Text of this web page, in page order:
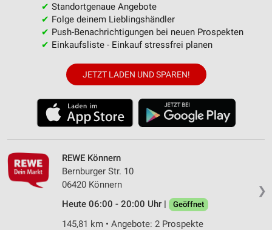
✔ Standortgenaue Angebote
✔ Folge deinem Lieblingshändler
✔ Push-Benachrichtigungen bei neuen Prospekten
✔ Einkaufsliste - Einkauf stressfrei planen
JETZT LADEN UND SPAREN!
❯
REWE Könnern
Bernburger Str. 10
06420 Könnern
Heute 06:00 - 20:00 Uhr |
Geöffnet
145,81 km • Angebote: 2 Prospekte